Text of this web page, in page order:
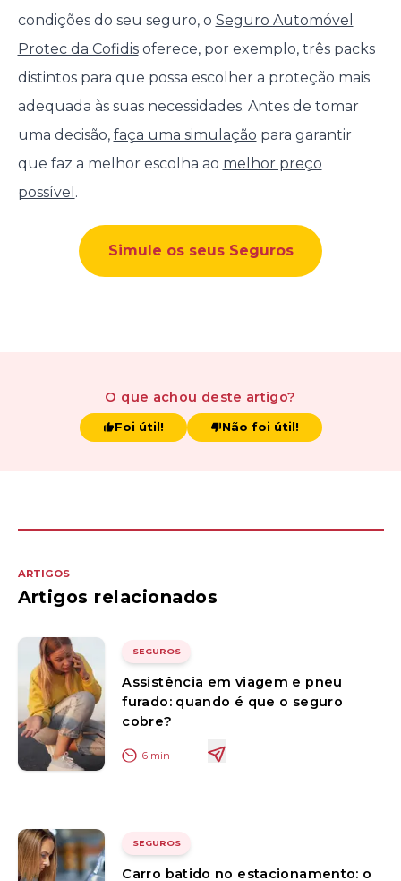
condições do seu seguro, o Seguro Automóvel
Protec da Cofidisoferece, por exemplo, três packs
distintos para que possa escolher a proteção mais
adequada às suas necessidades. Antes de tomar
uma decisão, faça uma simulação para garantir
que faz a melhor escolha ao melhor preço
possível .
Simule os seus Seguros
O que achou deste artigo?
Foi útil! Não foi útil!
ARTIGOS
Artigos relacionados
SEGUROS
Assistência em viagem e pneu
furado: quando é que o seguro
cobre?
6 min
SEGUROS
Carro batido no estacionamento: o